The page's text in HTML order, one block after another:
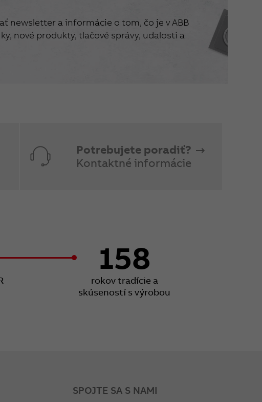
newsletter a informácie o tom, čo je v ABB
nové produkty, tlačové správy, udalosti a
Potrebujete poradiť?
Kontaktné informácie
158
rokov tradície a
skúseností s výrobou
SPOJTE SA S NAMI